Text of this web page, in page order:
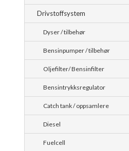
Drivstoffsystem
Dyser / tilbehør
Bensinpumper / tilbehør
Oljefilter/ Bensinfilter
Bensintrykksregulator
Catch tank / oppsamlere
Diesel
Fuelcell